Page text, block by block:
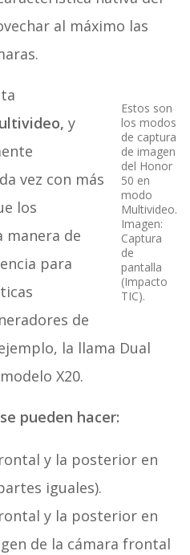
al máximo las
Estos son
los modos
de captura
de imagen
del Honor
50 en
modo
Multivideo.
Imagen:
Captura
de
pantalla
(Impacto
TIC).
y
vez con más
los
manera de
para
de
la llama Dual
X20.
pueden hacer:
y la posterior en
iguales).
y la posterior en
de la cámara frontal